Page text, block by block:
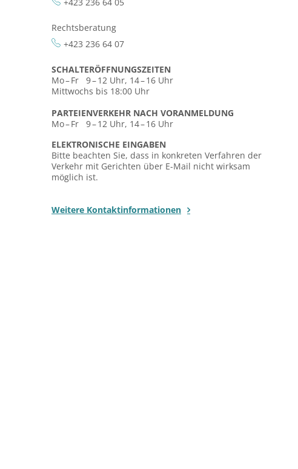
+423 236 64 05
Rechtsberatung
+423 236 64 07
SCHALTERÖFFNUNGSZEITEN
Mo – Fr 9 – 12 Uhr, 14 – 16 Uhr
Mittwochs bis 18:00 Uhr
PARTEIENVERKEHR NACH VORANMELDUNG
Mo – Fr 9 – 12 Uhr, 14 – 16 Uhr
ELEKTRONISCHE EINGABEN
Bitte beachten Sie, dass in konkreten Verfahren der
Verkehr mit Gerichten über E-Mail nicht wirksam
möglich ist.
Weitere Kontaktinformationen